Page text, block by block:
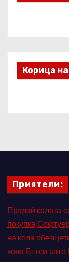
Корица на
Приятели:
Продай колата
покупка
на кола
коли Бъгси авто